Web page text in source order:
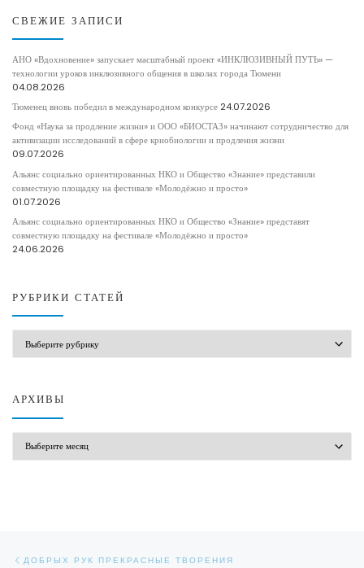
СВЕЖИЕ ЗАПИСИ
АНО «Вдохновение» запускает масштабный проект «ИНКЛЮЗИВНЫЙ ПУТЬ» —
технологии уроков инклюзивного общения в школах города Тюмени
04.08.2026
Тюменец вновь победил в международном конкурсе 24.07.2026
Фонд «Наука за продление жизни» и ООО «БИОСТАЗ» начинают сотрудничество для
активизации исследований в сфере криобиологии и продления жизни
09.07.2026
Альянс социально ориентированных НКО и Общество «Знание» представили
совместную площадку на фестивале «Молодёжно и просто»
01.07.2026
Альянс социально ориентированных НКО и Общество «Знание» представят
совместную площадку на фестивале «Молодёжно и просто»
24.06.2026
РУБРИКИ СТАТЕЙ
АРХИВЫ
Навигация по записям
ДОБРЫХ РУК ПРЕКРАСНЫЕ ТВОРЕНИЯ